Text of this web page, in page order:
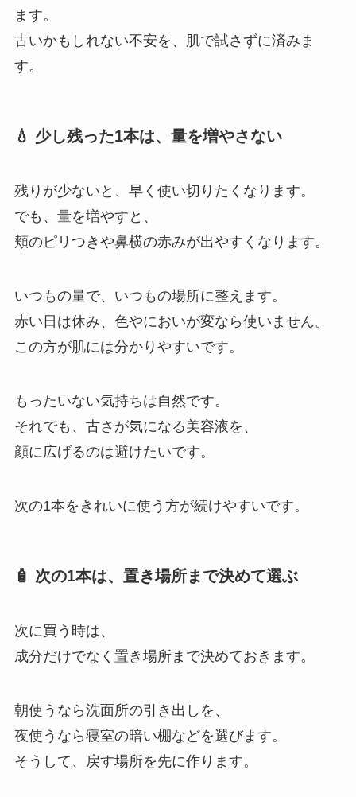
ます。
古いかもしれない不安を、肌で試さずに済みま
す。
💧 少し残った1本は、量を増やさない
残りが少ないと、早く使い切りたくなります。
でも、量を増やすと、
頬のピリつきや鼻横の赤みが出やすくなります。
いつもの量で、いつもの場所に整えます。
赤い日は休み、色やにおいが変なら使いません。
この方が肌には分かりやすいです。
もったいない気持ちは自然です。
それでも、古さが気になる美容液を、
顔に広げるのは避けたいです。
次の1本をきれいに使う方が続けやすいです。
🧴 次の1本は、置き場所まで決めて選ぶ
次に買う時は、
成分だけでなく置き場所まで決めておきます。
朝使うなら洗面所の引き出しを、
夜使うなら寝室の暗い棚などを選びます。
そうして、戻す場所を先に作ります。